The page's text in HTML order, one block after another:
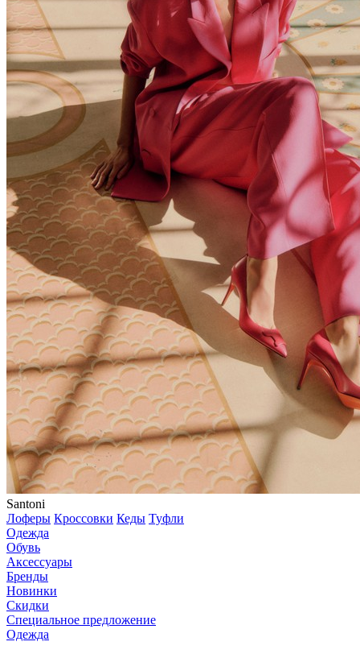
Santoni
Лоферы Кроссовки Кеды Туфли
Одежда
Обувь
Аксессуары
Бренды
Новинки
Скидки
Специальное предложение
Одежда